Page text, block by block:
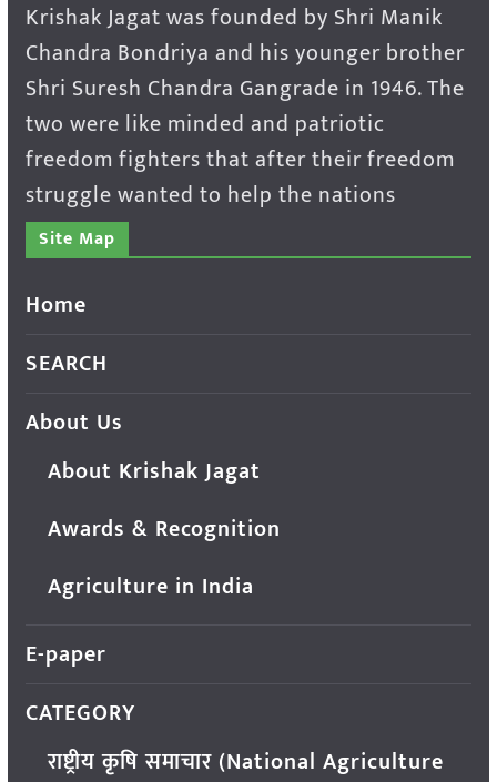
Krishak Jagat was founded by Shri Manik
Chandra Bondriya and his younger brother
Shri Suresh Chandra Gangrade in 1946. The
two were like minded and patriotic
freedom fighters that after their freedom
struggle wanted to help the nations
Site Map
Home
SEARCH
About Us
About Krishak Jagat
Awards & Recognition
Agriculture in India
E-paper
CATEGORY
राष्ट्रीय कृषि समाचार (National Agriculture